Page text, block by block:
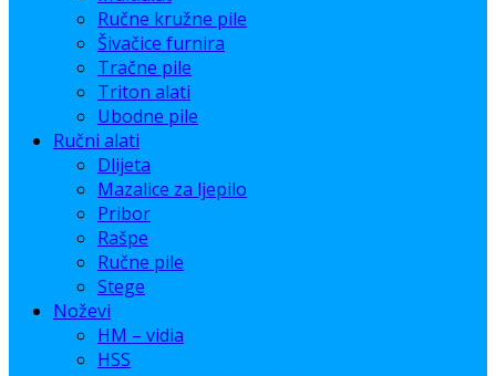
Ručne kružne pile
Šivačice furnira
Tračne pile
Triton alati
Ubodne pile
Ručni alati
Dlijeta
Mazalice za ljepilo
Pribor
Rašpe
Ručne pile
Stege
Noževi
HM – vidia
HSS